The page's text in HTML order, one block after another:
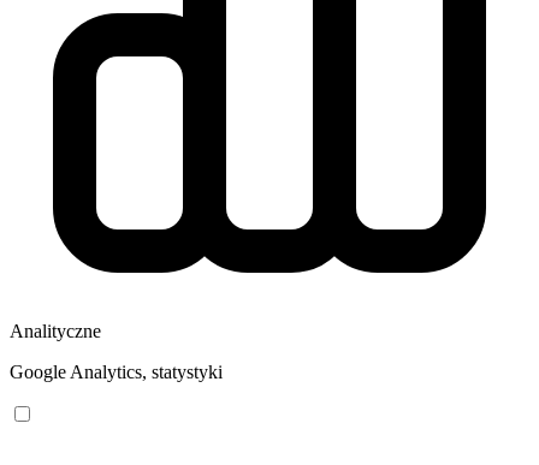
Analityczne
Google Analytics, statystyki